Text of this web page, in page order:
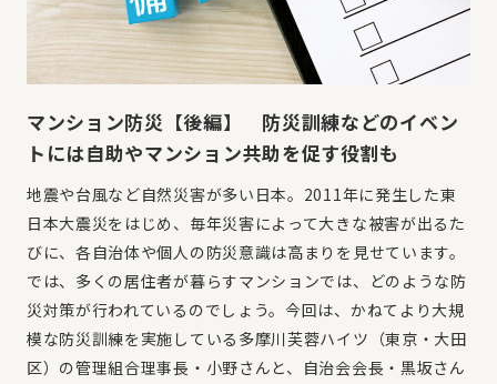
マンション防災【後編】 防災訓練などのイベン
トには自助やマンション共助を促す役割も
地震や台風など自然災害が多い日本。2011年に発生した東
日本大震災をはじめ、毎年災害によって大きな被害が出るた
びに、各自治体や個人の防災意識は高まりを見せています。
では、多くの居住者が暮らすマンションでは、どのような防
災対策が行われているのでしょう。今回は、かねてより大規
模な防災訓練を実施している多摩川芙蓉ハイツ（東京・大田
区）の管理組合理事長・小野さんと、自治会会長・黒坂さん